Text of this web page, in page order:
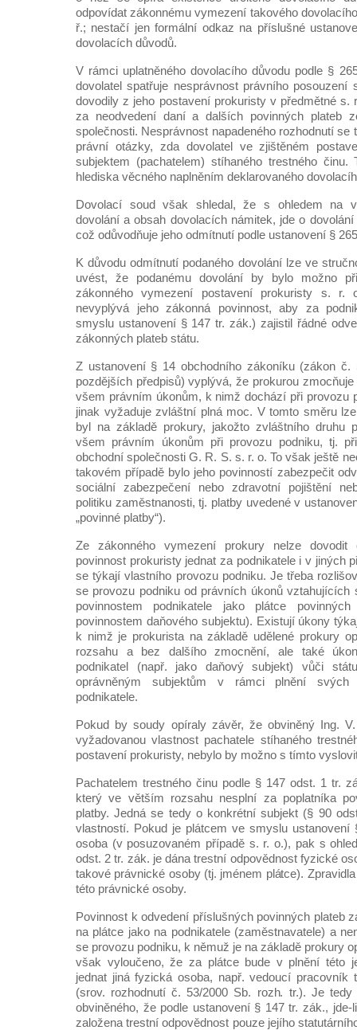
odpovídat zákonnému vymezení takového
ř.; nestačí jen formální odkaz na příslušné
dovolacích důvodů.
V rámci uplatněného dovolacího důvodu podle §
dovolatel spatřuje nesprávnost právního
dovodily z jeho postavení prokuristy v předmětné s.
za neodvedení daní a dalších povinných plateb
společnosti. Nesprávnost napadeného rozhodnutí se
právní otázky, zda dovolatel ve zjištěném
subjektem (pachatelem) stíhaného trestného
hlediska věcného naplněním deklarovaného
Dovolací soud však shledal, že s ohledem na
dovolání a obsah dovolacích námitek, jde o dovolání
což odůvodňuje jeho odmítnutí podle ustanovení §
K důvodu odmítnutí podaného dovolání lze ve
uvést, že podanému dovolání by bylo možno
zákonného vymezení postavení prokuristy s.
nevyplývá jeho zákonná povinnost, aby za
smyslu ustanovení § 147 tr. zák.) zajistil řádné
zákonných plateb státu.
Z ustanovení § 14 obchodního zákoníku (zákon č.
pozdějších předpisů) vyplývá, že prokurou
všem právním úkonům, k nimž dochází při provozu
jinak vyžaduje zvláštní plná moc. V tomto směru
byl na základě prokury, jakožto zvláštního druhu
všem právním úkonům při provozu podniku, tj.
obchodní společnosti G. R. S. s. r. o. To však ještě
takovém případě bylo jeho povinností zabezpečit
sociální zabezpečení nebo zdravotní pojištění
politiku zaměstnanosti, tj. platby uvedené v
„povinné platby“).
Ze zákonného vymezení prokury nelze dovodit
povinnost prokuristy jednat za podnikatele i v jiných
se týkají vlastního provozu podniku. Je třeba
se provozu podniku od právních úkonů vztahujících
povinnostem podnikatele jako plátce
povinnostem daňového subjektu). Existují úkony
k nimž je prokurista na základě udělené prokury
rozsahu a bez dalšího zmocnění, ale také
podnikatel (např. jako daňový subjekt) vůči
oprávněným subjektům v rámci plnění svých
podnikatele.
Pokud by soudy opíraly závěr, že obviněný Ing.
vyžadovanou vlastnost pachatele stíhaného
postavení prokuristy, nebylo by možno s tímto
Pachatelem trestného činu podle § 147 odst. 1 tr.
který ve větším rozsahu nesplní za poplatníka
platby. Jedná se tedy o konkrétní subjekt (§ 90
vlastností. Pokud je plátcem ve smyslu ustanovení
osoba (v posuzovaném případě s. r. o.), pak s
odst. 2 tr. zák. je dána trestní odpovědnost fyzické
takové právnické osoby (tj. jménem plátce).
této právnické osoby.
Povinnost k odvedení příslušných povinných plateb
na plátce jako na podnikatele (zaměstnavatele) a
se provozu podniku, k němuž je na základě prokury
však vyloučeno, že za plátce bude v plnění této
jednat jiná fyzická osoba, např. vedoucí pracovník
(srov. rozhodnutí č. 53/2000 Sb. rozh. tr.). Je tedy
obviněného, že podle ustanovení § 147 tr. zák.,
založena trestní odpovědnost pouze jejího